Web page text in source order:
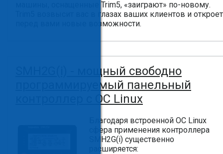
машины, оснащенные Trim5, «заиграют» по-новому.
Trim5 возвысит вас в глазах ваших клиентов и откроет
перед вами новые возможности.
SMH2G(i) - мощный свободно
программируемый панельный
контроллер c ОС Linux
Благодаря встроенной ОС Linux
сфера применения контроллера
SMH2G(i) существенно
расширяется: